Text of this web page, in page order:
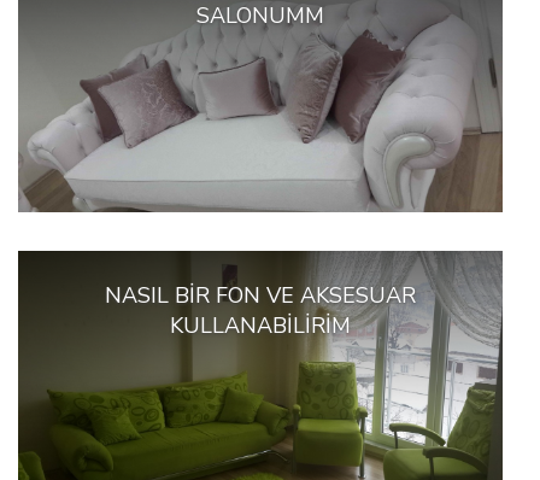
SALONUMM
NASIL BIR FON VE AKSESUAR
KULLANABILIRIM